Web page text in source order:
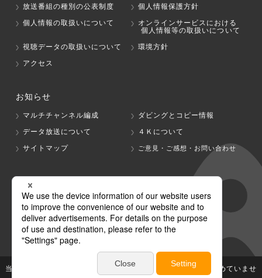
放送番組の種別の公表制度
個人情報保護方針
個人情報の取扱いについて
オンラインサービスにおける
個人情報等の取扱いについて
視聴データの取扱いについて
環境方針
アクセス
お知らせ
マルチチャンネル編成
ダビングとコピー情報
データ放送について
４Ｋについて
サイトマップ
ご意見・ご感想・お問い合わせ
グループ会社
テレビ朝日 テレ朝チャンネル
当社が著作権、著作隣接権を有する放送番組等の無断利用は認めていませ
ん。